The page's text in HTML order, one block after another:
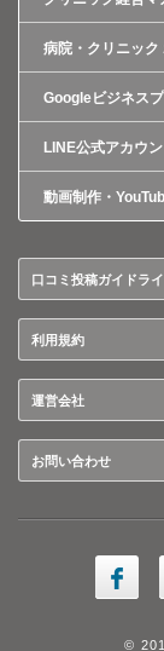
病院・クリニッ
Googleビジネス
LINE公式アカウ
動画制作・
口コミ投稿ガイドラ
利用規約
運営会社
お問い合わせ
©